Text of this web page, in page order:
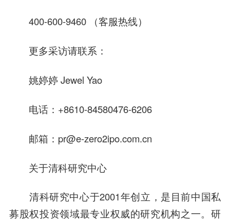
400-600-9460 （客服热线）
更多采访请联系：
姚婷婷 Jewel Yao
电话：+8610-84580476-6206
邮箱： pr@e-zero2ipo.com.cn
关于清科研究中心
清科研究中心于2001年创立，是目前中国私
募股权投资领域最专业权威的研究机构之一。研